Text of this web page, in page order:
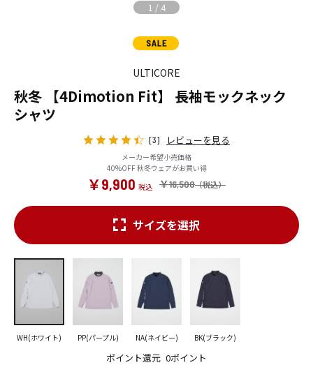
1 / 4
ULTICORE
秋冬 【4Dimotion Fit】 長袖モックネック
シャツ
[3] レビューを見る
メーカー希望小売価格
40%OFF 秋冬ウェアがお買い得
￥16,500
￥9,900
ポイント還元 0ポイント
サイズを選択
WH(ホワイト) PP(パープル) NA(ネイビー) BK(ブラック)